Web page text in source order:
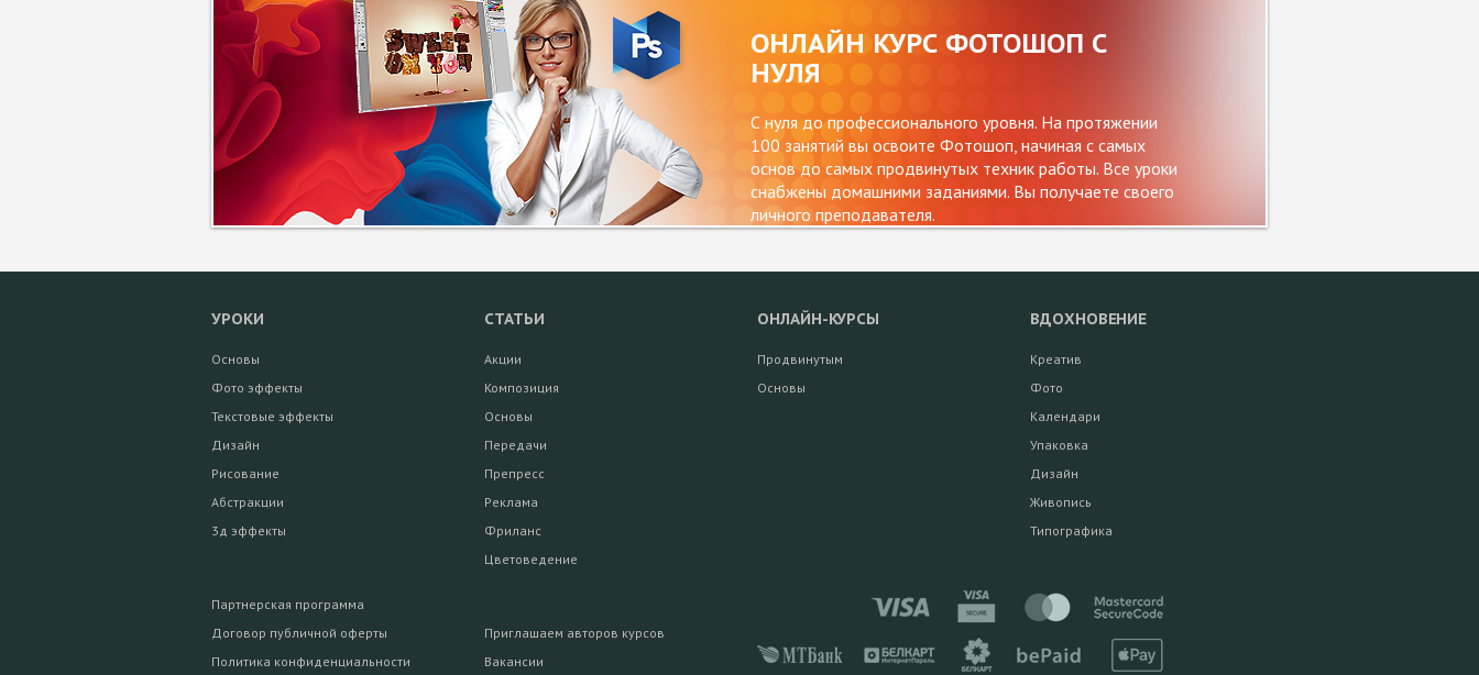
ОНЛАЙН КУРС ФОТОШОП С
НУЛЯ
С нуля до профессионального уровня. На протяжении
100 занятий вы освоите Фотошоп, начиная с самых
основ до самых продвинутых техник работы. Все уроки
снабжены домашними заданиями. Вы получаете своего
личного преподавателя.
УРОКИ
Основы
Фото эффекты
Текстовые эффекты
Дизайн
Рисование
Абстракции
3д эффекты
СТАТЬИ
Акции
Композиция
Основы
Передачи
Препресс
Реклама
Фриланс
Цветоведение
ОНЛАЙН-КУРСЫ
Продвинутым
Основы
ВДОХНОВЕНИЕ
Креатив
Фото
Календари
Упаковка
Дизайн
Живопись
Типографика
Партнерская программа
Договор публичной оферты
Политика конфиденциальности
Приглашаем авторов курсов
Вакансии